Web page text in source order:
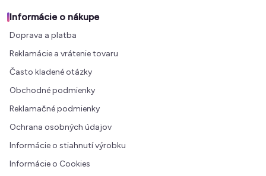
Informácie o nákupe
Doprava a platba
Reklamácie a vrátenie tovaru
Často kladené otázky
Obchodné podmienky
Reklamačné podmienky
Ochrana osobných údajov
Informácie o stiahnutí výrobku
Informácie o Cookies